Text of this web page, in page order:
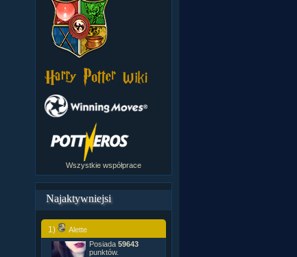
Wszystkie współprace
Najaktywniejsi
1)
Alette
Posiada 59643
punktów.